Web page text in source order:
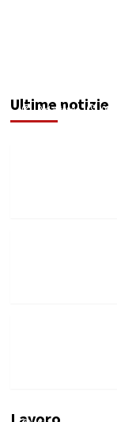
Ultime notizie
Redazione 08/
L’ingegnere
di un